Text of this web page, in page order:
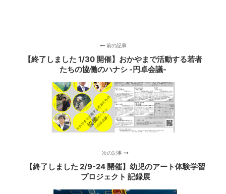
前の記事
【終了しました 1/30 開催】おかやまで活動する若者
たちの協働のハナシ -円卓会議-
次の記事
【終了しました 2/9-24 開催】幼児のアート体験学習
プロジェクト 記録展